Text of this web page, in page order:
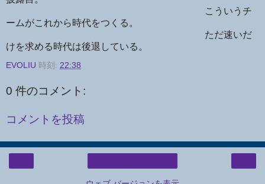
こういうチ
ームがこれから時代をつくる。
ただ速いだ
けを求める時代は後退している。
EVOLIU 時刻: 22:38
0 件のコメント:
コメントを投稿